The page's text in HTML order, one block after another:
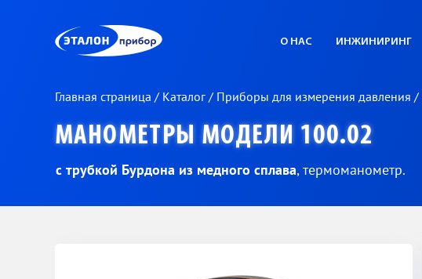
О НАС ИНЖИНИРИНГ
Главная страница / Каталог / Приборы для измерения давления /
МАНОМЕТРЫ МОДЕЛИ 100.02
с трубкой Бурдона из медного сплава, термоманометр.